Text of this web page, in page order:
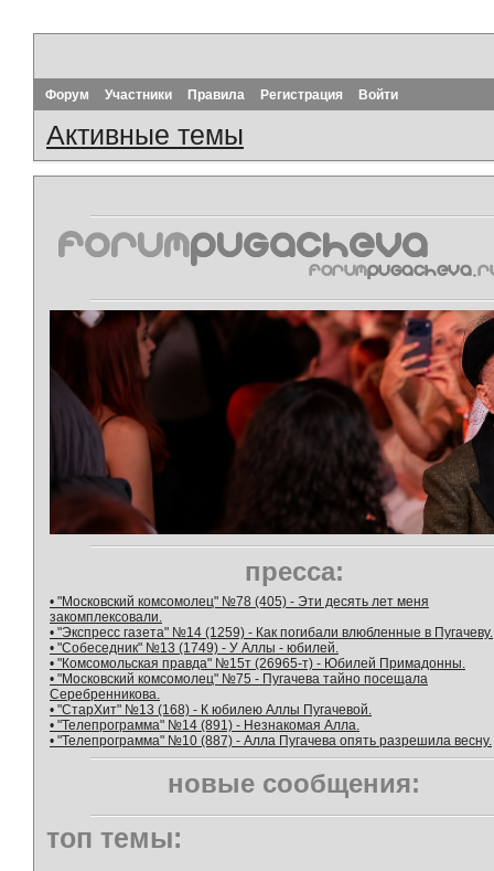
Форум Участники Правила Регистрация Войти
Активные темы
пресса:
• "Московский комсомолец" №78 (405) - Эти десять лет меня
закомплексовали.
• "Экспресс газета" №14 (1259) - Как погибали влюбленные в Пугачеву.
• "Собеседник" №13 (1749) - У Аллы - юбилей.
• "Комсомольская правда" №15т (26965-т) - Юбилей Примадонны.
• "Московский комсомолец" №75 - Пугачева тайно посещала
Серебренникова.
• "СтарХит" №13 (168) - К юбилею Аллы Пугачевой.
• "Телепрограмма" №14 (891) - Незнакомая Алла.
• "Телепрограмма" №10 (887) - Алла Пугачева опять разрешила весну.
новые сообщения:
топ темы: